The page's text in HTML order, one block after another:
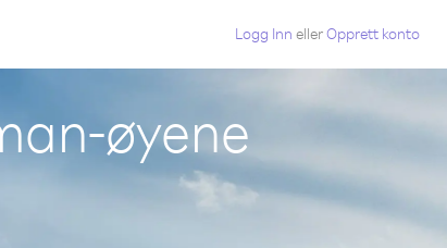
Logg Inn ellerOpprett konto
øyene